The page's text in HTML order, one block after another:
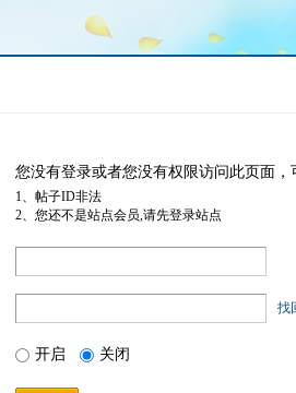
您没有登录或者您没有权限访问此页面
1、帖子ID非法
2、您还不是站点会员,请先登录站点
找
开启 关闭